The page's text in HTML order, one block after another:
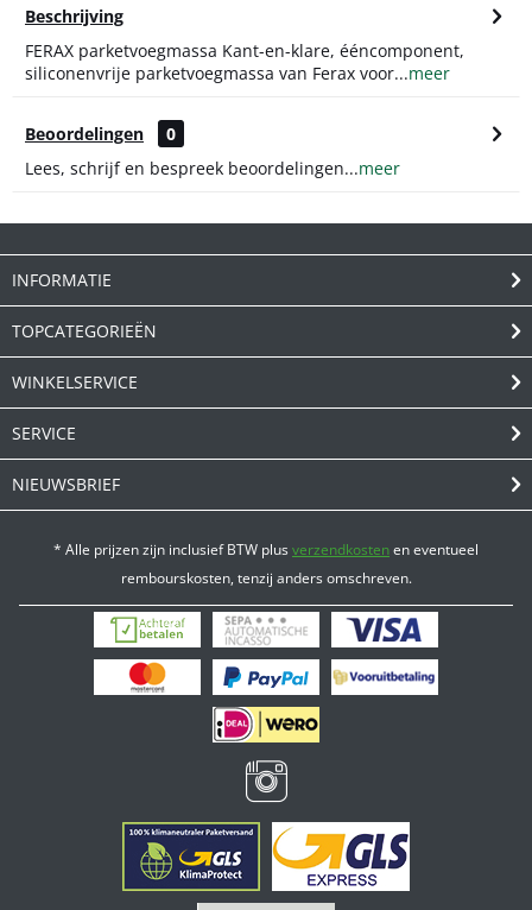
Beschrijving
FERAX parketvoegmassa Kant-en-klare, ééncomponent,
siliconenvrije parketvoegmassa van Ferax voor...meer
Beoordelingen
0
Lees, schrijf en bespreek beoordelingen...meer
INFORMATIE
TOPCATEGORIEËN
WINKELSERVICE
SERVICE
NIEUWSBRIEF
* Alle prijzen zijn inclusief BTW plusverzendkostenen eventueel
rembourskosten, tenzij anders omschreven.